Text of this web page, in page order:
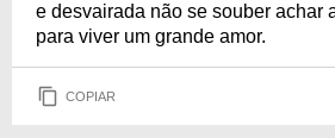
e desvairada não se souber achar
para viver um grande amor.
COPIAR